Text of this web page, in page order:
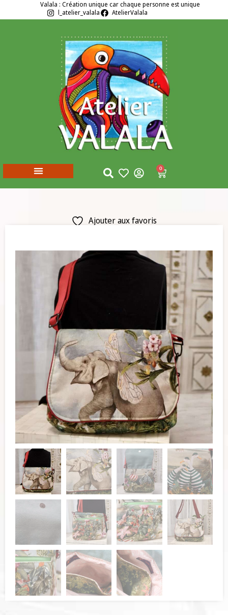
Valala : Création unique car chaque personne est unique
l_atelier_valala
AtelierValala
0
Ajouter aux favoris